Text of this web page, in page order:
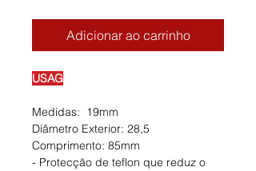
Adicionar ao carrinho
USAG
Medidas: 19mm
Diâmetro Exterior: 28,5
Comprimento: 85mm
- Protecção de teflon que reduz o